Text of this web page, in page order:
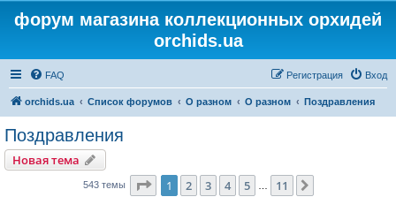
форум магазина коллекционных орхидей
orchids.ua
FAQ Вход
Регистрация
orchids.ua Список форумов О разном О разном Поздравления
Поздравления
Новая тема
543 темы Страница из 11
1 2 3 4 5 11